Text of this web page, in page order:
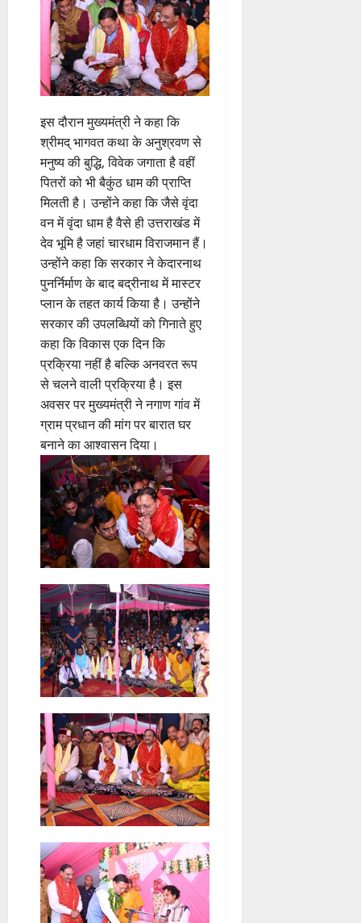
इस दौरान मुख्यमंत्री ने कहा कि
श्रीमद् भागवत कथा के अनुश्रवण से
मनुष्य की बुद्धि, विवेक जगाता है वहीं
पितरों को भी बैकुंठ धाम की प्राप्ति
मिलती है। उन्होंने कहा कि जैसे वृंदा
वन में वृंदा धाम है वैसे ही उत्तराखंड में
देव भूमि है जहां चारधाम विराजमान हैं।
उन्होंने कहा कि सरकार ने केदारनाथ
पुनर्निर्माण के बाद बद्रीनाथ में मास्टर
प्लान के तहत कार्य किया है। उन्होंने
सरकार की उपलब्धियों को गिनाते हुए
कहा कि विकास एक दिन कि
प्रक्रिया नहीं है बल्कि अनवरत रूप
से चलने वाली प्रक्रिया है। इस
अवसर पर मुख्यमंत्री ने नगाण गांव में
ग्राम प्रधान की मांग पर बारात घर
बनाने का आश्वासन दिया।